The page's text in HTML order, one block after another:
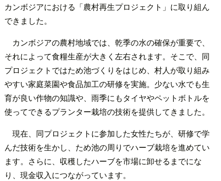
カンボジアにおける「農村再生プロジェクト」に取り組ん
できました。
カンボジアの農村地域では、乾季の水の確保が重要で、
それによって食糧生産が大きく左右されます。そこで、同
プロジェクトではため池づくりをはじめ、村人が取り組み
やすい家庭菜園や食品加工の研修を実施。少ない水でも生
育が良い作物の知識や、雨季にもタイヤやペットボトルを
使ってできるプランター栽培の技術を提供してきました。
現在、同プロジェクトに参加した女性たちが、研修で学
んだ技術を生かし、ため池の周りでハーブ栽培を進めてい
ます。さらに、収穫したハーブを市場に卸せるまでにな
り、現金収入につながっています。